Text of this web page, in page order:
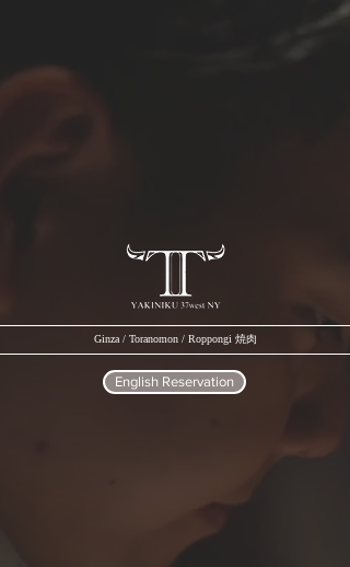
Ginza / Toranomon / Roppongi 焼肉
English Reservation